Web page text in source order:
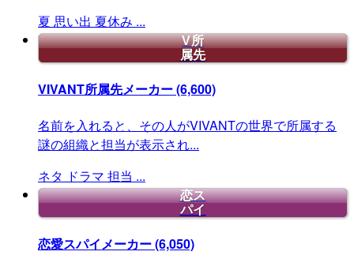
夏 思い出 夏休み ...
V所
属先
VIVANT所属先メーカー(6,600)
名前を入れると、その人がVIVANTの世界で所属する
謎の組織と担当が表示され...
ネタ ドラマ 担当 ...
恋ス
パイ
恋愛スパイメーカー(6,050)